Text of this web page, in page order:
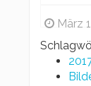
März